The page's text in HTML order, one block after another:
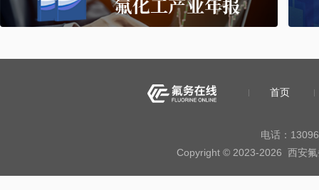
首页
电话：
Copyright © 2023-2026 西安